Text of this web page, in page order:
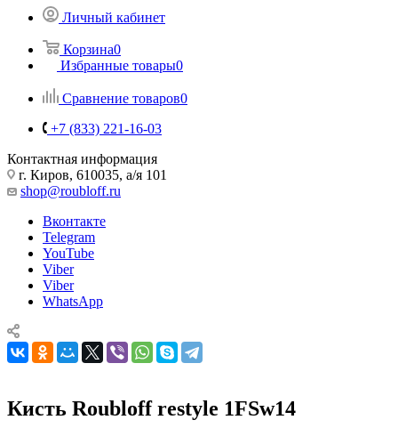
Личный кабинет
Корзина0
Избранные товары0
Сравнение товаров0
+7 (833) 221-16-03
Контактная информация
г. Киров, 610035, а/я 101
shop@roubloff.ru
Вконтакте
Telegram
YouTube
Viber
Viber
WhatsApp
Кисть Roubloff restyle 1FSw14